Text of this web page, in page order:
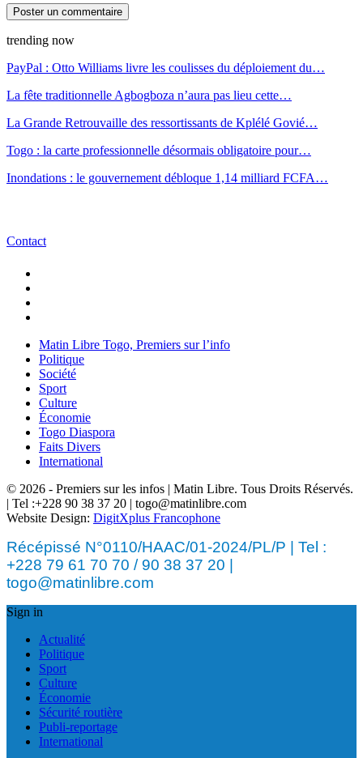
trending now
PayPal : Otto Williams livre les coulisses du déploiement du…
La fête traditionnelle Agbogboza n’aura pas lieu cette…
La Grande Retrouvaille des ressortissants de Kplélé Govié…
Togo : la carte professionnelle désormais obligatoire pour…
Inondations : le gouvernement débloque 1,14 milliard FCFA…
Contact
Matin Libre Togo, Premiers sur l’info
Politique
Société
Sport
Culture
Économie
Togo Diaspora
Faits Divers
International
© 2026 - Premiers sur les infos | Matin Libre. Tous Droits Réservés.
| Tel :+228 90 38 37 20 | togo@matinlibre.com
Website Design: DigitXplus Francophone
Récépissé N°0110/HAAC/01-2024/PL/P | Tel :
+228 79 61 70 70 / 90 38 37 20 |
togo@matinlibre.com
Sign in
Actualité
Politique
Sport
Culture
Économie
Sécurité routière
Publi-reportage
International